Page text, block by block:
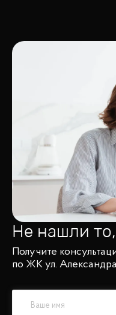
Не нашли
Получите
по ЖК ул.